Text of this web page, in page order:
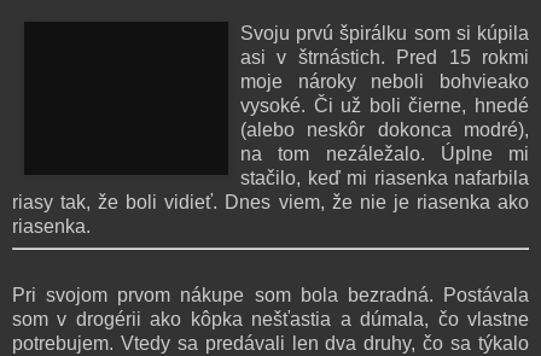
Svoju prvú špirálku som si kúpila
asi v štrnástich. Pred 15 rokmi
moje nároky neboli bohvieako
vysoké. Či už boli čierne, hnedé
(alebo neskôr dokonca modré),
na tom nezáležalo. Úplne mi
stačilo, keď mi riasenka nafarbila
riasy tak, že boli vidieť. Dnes viem, že nie je riasenka ako
riasenka.
Pri svojom prvom nákupe som bola bezradná. Postávala
som v drogérii ako kôpka nešťastia a dúmala, čo vlastne
potrebujem. Vtedy sa predávali len dva druhy, čo sa týkalo